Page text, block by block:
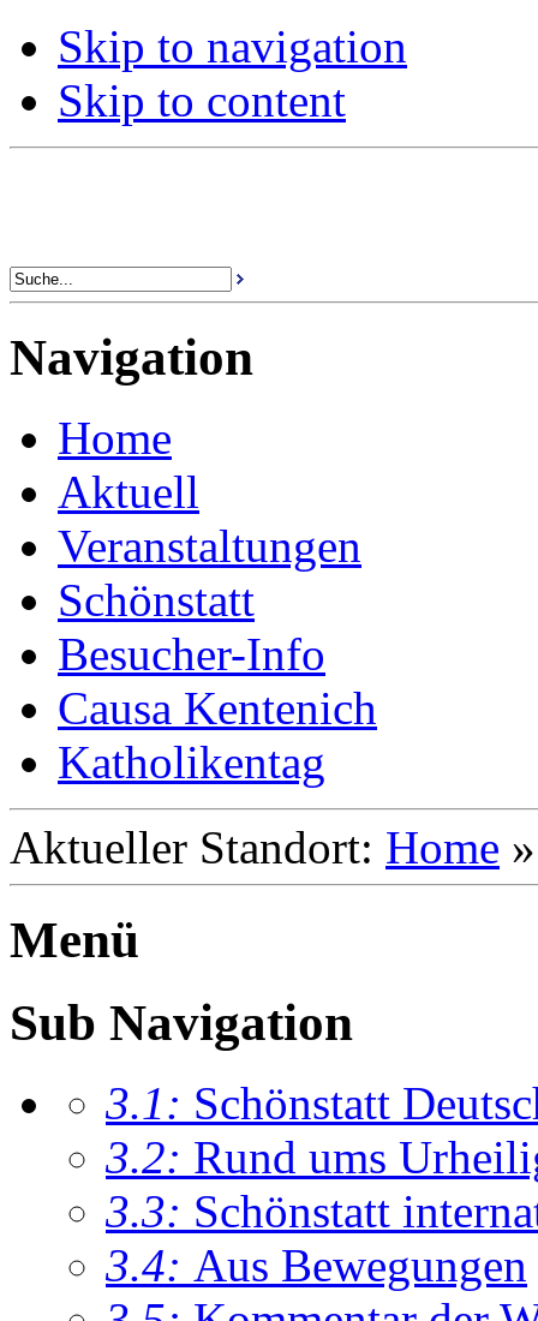
Skip to navigation
Skip to content
Navigation
Home
Aktuell
Veranstaltungen
Schönstatt
Besucher-Info
Causa Kentenich
Katholikentag
Aktueller Standort: Home
Menü
Sub Navigation
3.1: Schönstatt
3.2: Rund ums
3.3: Schönstatt
3.4: Aus Bewegungen